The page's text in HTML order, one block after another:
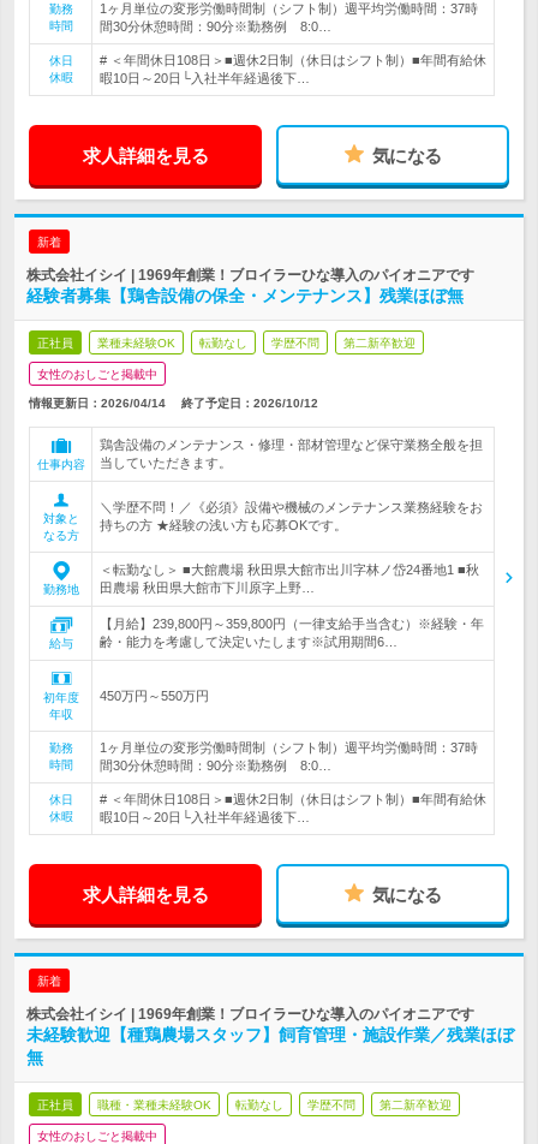
勤務
時間
1ヶ月単位の変形労働時間制（シフト制）週平均労働時間：37時
間30分休憩時間：90分※勤務例 8:0…
休日
休暇
# ＜年間休日108日＞■週休2日制（休日はシフト制）■年間有給休
暇10日～20日└入社半年経過後下…
求人詳細を見る 気になる
新着
株式会社イシイ | 1969年創業！ブロイラーひな導入のパイオニアです
経験者募集【鶏舎設備の保全・メンテナンス】残業ほぼ無
正社員 業種未経験OK 転勤なし 学歴不問 第二新卒歓迎
女性のおしごと掲載中
情報更新日：2026/04/14 終了予定日： 2026/10/12
仕事内容
鶏舎設備のメンテナンス・修理・部材管理など保守業務全般を担
当していただきます。
対象と
なる方
＼学歴不問！／《必須》設備や機械のメンテナンス業務経験をお
持ちの方 ★経験の浅い方も応募OKです。
勤務地
＜転勤なし＞ ■大館農場 秋田県大館市出川字林ノ岱24番地1 ■秋
田農場 秋田県大館市下川原字上野…
給与
【月給】239,800円～359,800円（一律支給手当含む）※経験・年
齢・能力を考慮して決定いたします※試用期間6…
初年度
年収
450万円～550万円
勤務
時間
1ヶ月単位の変形労働時間制（シフト制）週平均労働時間：37時
間30分休憩時間：90分※勤務例 8:0…
休日
休暇
# ＜年間休日108日＞■週休2日制（休日はシフト制）■年間有給休
暇10日～20日└入社半年経過後下…
求人詳細を見る 気になる
新着
株式会社イシイ | 1969年創業！ブロイラーひな導入のパイオニアです
未経験歓迎【種鶏農場スタッフ】飼育管理・施設作業／残業ほぼ
無
正社員 職種・業種未経験OK 転勤なし 学歴不問 第二新卒歓迎
女性のおしごと掲載中